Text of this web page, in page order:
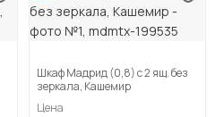
Шкаф Мадрид (0,8) с 2 ящ. без
зеркала, Кашемир
Цена